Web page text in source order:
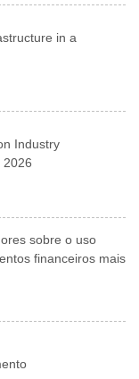
in a
Industry
2026
sobre o uso
financeiros mais